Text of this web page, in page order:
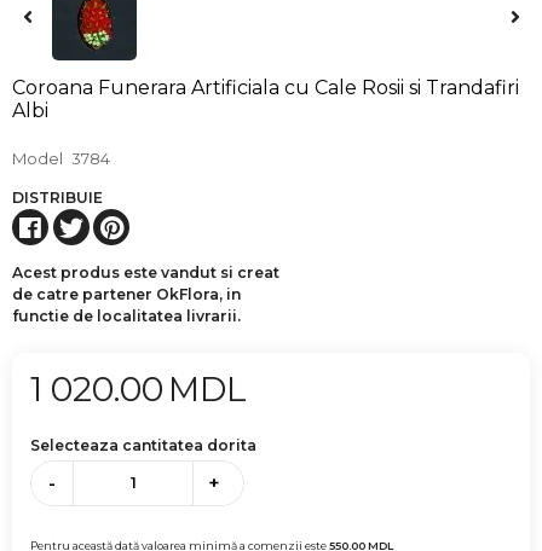
Coroana Funerara Artificiala cu Cale Rosii si Trandafiri
Albi
Model 3784
DISTRIBUIE
Acest produs este vandut si creat
de catre partener OkFlora, in
functie de localitatea livrarii.
1 020.00 MDL
Selecteaza cantitatea dorita
- +
Pentru această dată valoarea minimă a comenzii este550.00MDL